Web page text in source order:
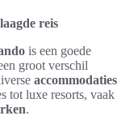
reis
is een goede
groot verschil
accommodaties
tot luxe resorts, vaak
.